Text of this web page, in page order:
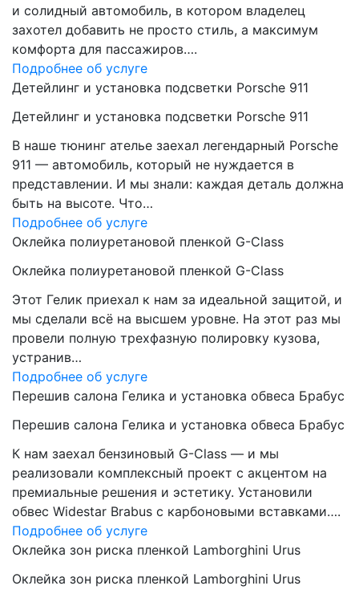
и солидный автомобиль, в котором владелец
захотел добавить не просто стиль, а максимум
комфорта для пассажиров….
Подробнее об услуге
Детейлинг и установка подсветки Porsche 911
Детейлинг и установка подсветки Porsche 911
В наше тюнинг ателье заехал легендарный Porsche
911 — автомобиль, который не нуждается в
представлении. И мы знали: каждая деталь должна
быть на высоте. Что…
Подробнее об услуге
Оклейка полиуретановой пленкой G-Class
Оклейка полиуретановой пленкой G-Class
Этот Гелик приехал к нам за идеальной защитой, и
мы сделали всё на высшем уровне. На этот раз мы
провели полную трехфазную полировку кузова,
устранив…
Подробнее об услуге
Перешив салона Гелика и установка обвеса Брабус
Перешив салона Гелика и установка обвеса Брабус
К нам заехал бензиновый G-Class — и мы
реализовали комплексный проект с акцентом на
премиальные решения и эстетику. Установили
обвес Widestar Brabus с карбоновыми вставками….
Подробнее об услуге
Оклейка зон риска пленкой Lamborghini Urus
Оклейка зон риска пленкой Lamborghini Urus